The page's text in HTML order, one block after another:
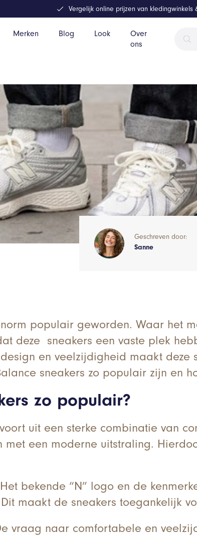
Merken Blog Look
Over
ons
Vergelijk online prijzen van kledingwinkels
Geschreven door:
Sanne
populair geworden. Waar het
deze sneakers een vaste plek
en veelzijdigheid maakt deze
sneakers zo populair zijn en
zo populair?
uit een sterke combinatie van
een moderne uitstraling.
bekende “N” logo en de
maakt de sneakers toegankelijk
vraag naar comfortabele en